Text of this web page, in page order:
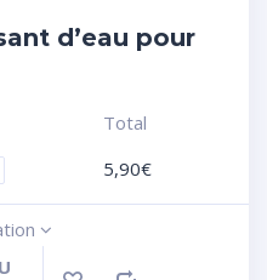
d’eau pour
Total
5,90€